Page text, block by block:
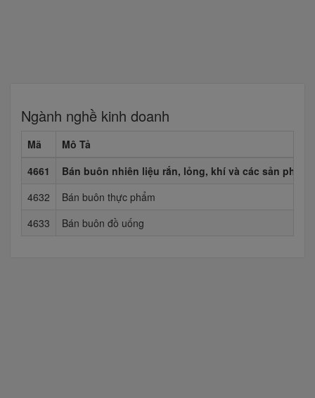
Ngành nghề kinh doanh
Mã
Mô Tả
4661
Bán buôn nhiên liệu rắn, lỏng, khí và các sản phẩm
4632
Bán buôn thực phẩm
4633
Bán buôn đồ uống